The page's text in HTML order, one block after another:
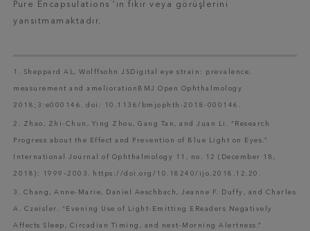
Pure Encapsulations ’ın fikir veya görüşlerini
yansıtmamaktadır.
1. Sheppard AL, Wolffsohn JSDigital eye strain: prevalence,
measurement and ameliorationBMJ Open Ophthalmology
2018;3:e000146. doi: 10.1136/bmjophth-2018-000146.
2. Zhao, Zhi-Chun, Ying Zhou, Gang Tan, and Juan Li. “Research
Progress about the Effect and Prevention of Blue Light on Eyes.”
International Journal of Ophthalmology 11, no. 12 (December 18,
2018): 1999–2003. https://doi.org/10.18240/ijo.2018.12.20.
3. Chang, Anne-Marie, Daniel Aeschbach, Jeanne F. Duffy, and Charles
A. Czeisler. “Evening Use of Light-Emitting EReaders Negatively
Affects Sleep, Circadian Timing, and next-Morning Alertness.”